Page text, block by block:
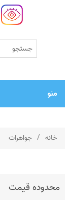
منو
خانه / جواهرات
محدوده قیمت